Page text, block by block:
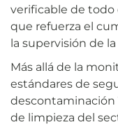
verificable de todo
que refuerza el
la supervisión de
Más allá de la
estándares de
descontaminación
de limpieza del